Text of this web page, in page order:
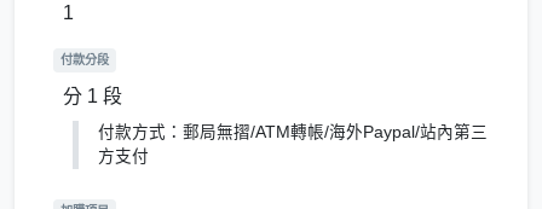
1
付款分段
分 1 段
付款方式：郵局無摺/ATM轉帳/海外Paypal/站內第三
方支付